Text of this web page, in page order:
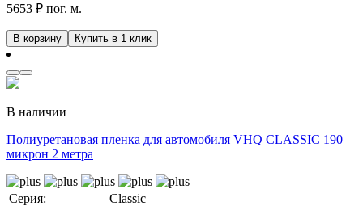
5653 ₽ пог. м.
В корзину Купить в 1 клик
В наличии
Полиуретановая пленка для автомобиля VHQ CLASSIC 190
микрон 2 метра
Серия:
Classic